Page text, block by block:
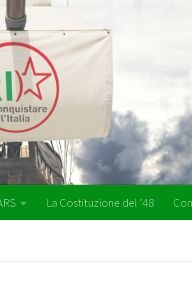
La Costituzione del ’48